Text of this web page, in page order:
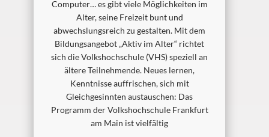
Computer… es gibt viele Möglichkeiten im
Alter, seine Freizeit bunt und
abwechslungsreich zu gestalten. Mit dem
Bildungsangebot „Aktiv im Alter“ richtet
sich die Volkshochschule (VHS) speziell an
ältere Teilnehmende. Neues lernen,
Kenntnisse auffrischen, sich mit
Gleichgesinnten austauschen: Das
Programm der Volkshochschule Frankfurt
am Main ist vielfältig